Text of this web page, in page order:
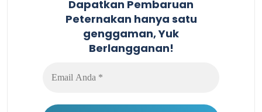
Dapatkan Pembaruan
Peternakan hanya satu
genggaman, Yuk
Berlangganan!